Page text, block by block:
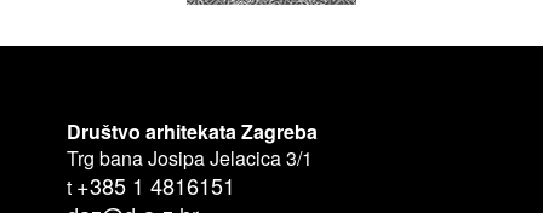
Društvo arhitekata Zagreba
Trg bana Josipa Jelacica 3/1
t +385 1 4816151